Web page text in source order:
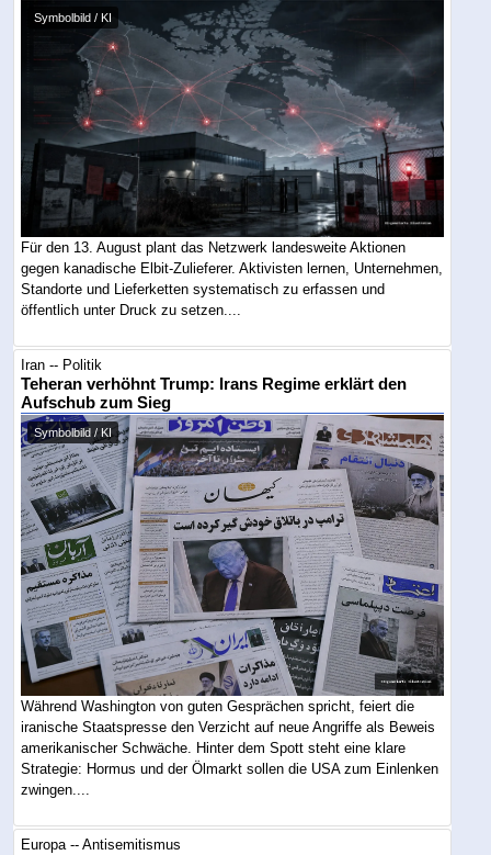
Symbolbild / KI
Für den 13. August plant das Netzwerk landesweite Aktionen
gegen kanadische Elbit-Zulieferer. Aktivisten lernen, Unternehmen,
Standorte und Lieferketten systematisch zu erfassen und
öffentlich unter Druck zu setzen....
Iran -- Politik
Teheran verhöhnt Trump: Irans Regime erklärt den
Aufschub zum Sieg
Symbolbild / KI
Während Washington von guten Gesprächen spricht, feiert die
iranische Staatspresse den Verzicht auf neue Angriffe als Beweis
amerikanischer Schwäche. Hinter dem Spott steht eine klare
Strategie: Hormus und der Ölmarkt sollen die USA zum Einlenken
zwingen....
Europa -- Antisemitismus